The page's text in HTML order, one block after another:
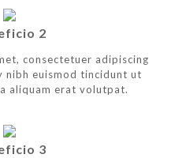
2
consectetuer adipiscing
nibh euismod tincidunt ut
aliquam erat volutpat.
3